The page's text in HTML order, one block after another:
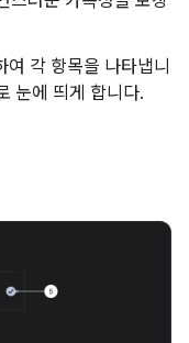
각 항목을 나타냅니
눈에 띄게 합니다.